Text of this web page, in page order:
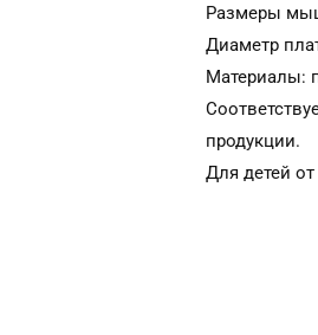
Размеры
Диаметр
Материалы:
продукции.
Для детей от